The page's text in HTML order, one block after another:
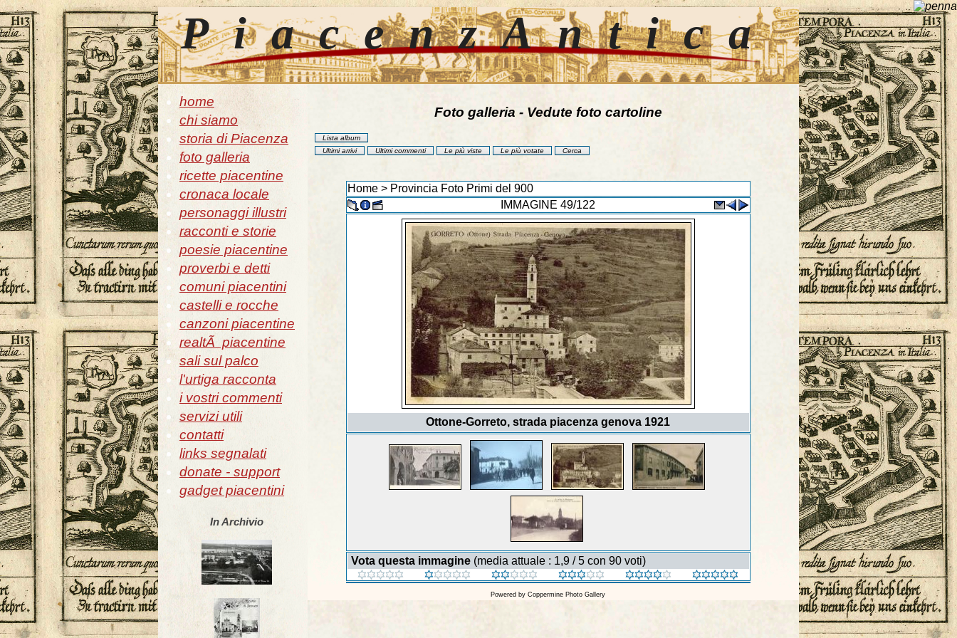
PiacenzAntica
home
chi siamo
storia di Piacenza
foto galleria
ricette piacentine
cronaca locale
personaggi illustri
racconti e storie
poesie piacentine
proverbi e detti
comuni piacentini
castelli e rocche
canzoni piacentine
realtÃ piacentine
sali sul palco
l'urtiga racconta
i vostri commenti
servizi utili
contatti
links segnalati
donate - support
gadget piacentini
In Archivio
Foto galleria - Vedute foto cartoline
Lista album
Ultimi arrivi
Ultimi commenti Le più viste Le più votate Cerca
Home> Provincia Foto Primi del 900
IMMAGINE 49/122
Ottone-Gorreto, strada piacenza genova 1921
Vota questa immagine(media attuale : 1,9 / 5 con 90 voti)
Powered by Coppermine Photo Gallery